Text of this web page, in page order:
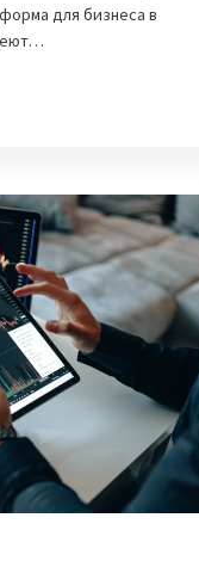
для бизнеса в